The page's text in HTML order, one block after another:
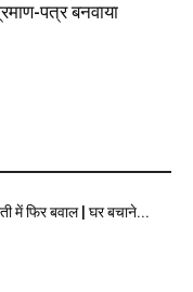
पत्र बनवाया
में फिर बवाल | घर बचाने...